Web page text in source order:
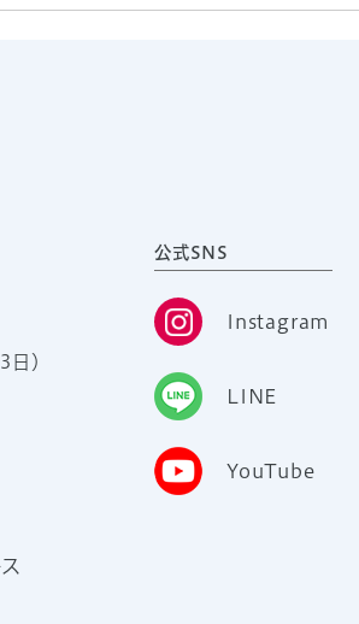
）
公式SNS
Instagram
LINE
YouTube